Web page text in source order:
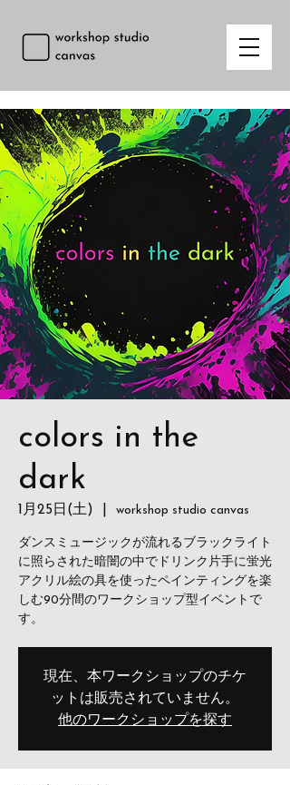
colors in the
dark
1月25日(土) workshop studio canvas
ダンスミュージックが流れるブラックライト
に照らされた暗闇の中でドリンク片手に蛍光
アクリル絵の具を使ったペインティングを楽
しむ90分間のワークショップ型イベントで
す。
現在、本ワークショップのチケ
ットは販売されていません。
他のワークショップを探す